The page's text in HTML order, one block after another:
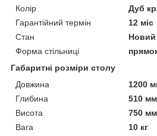
Колір
Дуб
Гарантійний термін
12 міс
Стан
Новий
Форма стільниці
Габаритні розміри столу
Довжина
1200
Глибина
510 мм
Висота
750 мм
Вага
10 кг